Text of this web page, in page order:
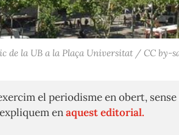
de la UB a la Plaça Universitat / CC by-
el periodisme en obert,
enaquest editorial.